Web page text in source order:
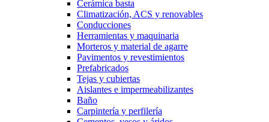
Cerámica basta
Climatización, ACS y renovables
Conducciones
Herramientas y maquinaria
Morteros y material de agarre
Pavimentos y revestimientos
Prefabricados
Tejas y cubiertas
Aislantes e impermeabilizantes
Baño
Carpintería y perfilería